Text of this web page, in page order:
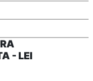
- LEI